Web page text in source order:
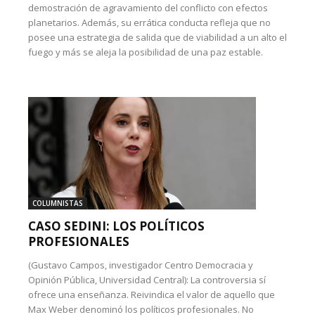
demostración de agravamiento del conflicto con efectos
planetarios. Además, su errática conducta refleja que no
posee una estrategia de salida que de viabilidad a un alto el
fuego y más se aleja la posibilidad de una paz estable.
COLUMNISTAS
CASO SEDINI: LOS POLÍTICOS
PROFESIONALES
(Gustavo Campos, investigador Centro Democracia y
Opinión Pública, Universidad Central): La controversia sí
ofrece una enseñanza. Reivindica el valor de aquello que
Max Weber denominó los políticos profesionales. No